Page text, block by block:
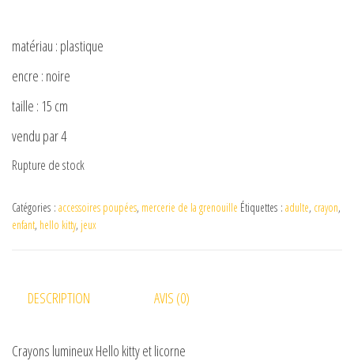
matériau : plastique
encre : noire
taille : 15 cm
vendu par 4
Rupture de stock
Catégories : accessoires poupées, mercerie de la grenouille Étiquettes : adulte, crayon,
enfant, hello kitty, jeux
DESCRIPTION AVIS (0)
Crayons lumineux Hello kitty et licorne